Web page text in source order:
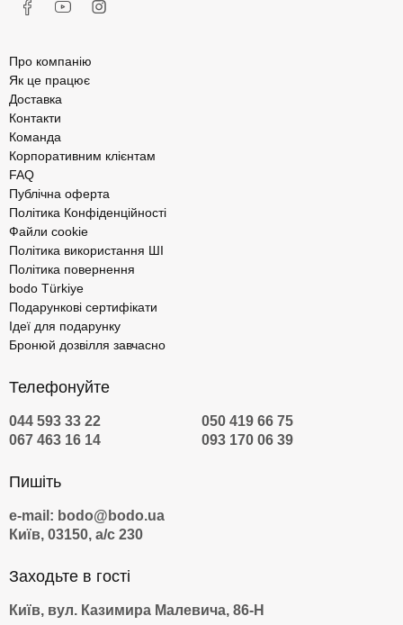
Про компанію
Як це працює
Доставка
Контакти
Команда
Корпоративним клієнтам
FAQ
Публічна оферта
Політика Конфіденційності
Файли cookie
Політика використання ШІ
Політика повернення
bodo Türkiye
Подарункові сертифікати
Ідеї для подарунку
Бронюй дозвілля завчасно
Телефонуйте
044 593 33 22
050 419 66 75
067 463 16 14
093 170 06 39
Пишіть
e-mail: bodo@bodo.ua
Київ, 03150, а/с 230
Заходьте в гості
Київ, вул. Казимира Малевича, 86-Н